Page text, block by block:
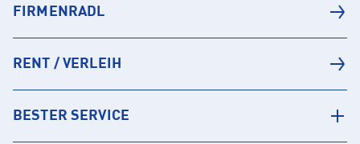
FIRMENRADL
RENT / VERLEIH
BESTER SERVICE